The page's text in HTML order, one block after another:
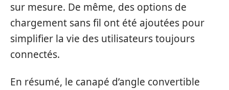
sur mesure. De même, des options de
chargement sans fil ont été ajoutées pour
simplifier la vie des utilisateurs toujours
connectés.
En résumé, le canapé d’angle convertible